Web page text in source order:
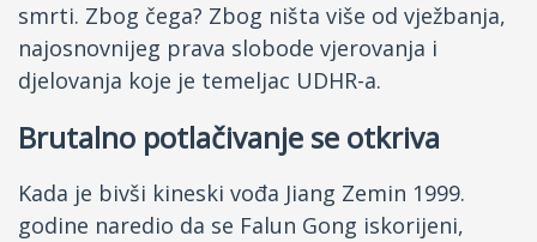
smrti. Zbog čega? Zbog ništa više od vježbanja,
najosnovnijeg prava slobode vjerovanja i
djelovanja koje je temeljac UDHR-a.
Brutalno potlačivanje se otkriva
Kada je bivši kineski vođa Jiang Zemin 1999.
godine naredio da se Falun Gong iskorijeni,